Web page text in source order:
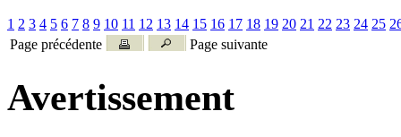
1 2 3 4 5 6 7 8 9 10 11 12 13 14 15 16 17 18 19 20 21 22 23 24 25
Page précédente
Page suivante
Avertissement